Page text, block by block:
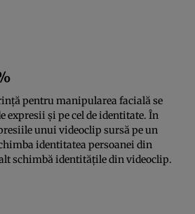
pentru manipularea facială se
expresii și pe cel de identitate. În
unui videoclip sursă pe un
identitatea persoanei din
schimbă identitățile din videoclip.